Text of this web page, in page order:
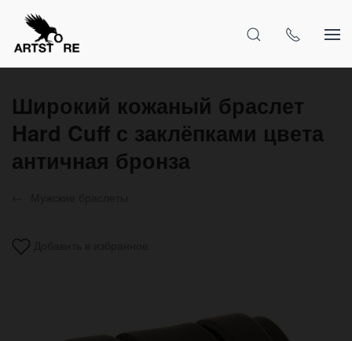
Широкий кожаный браслет
Hard Cuff с заклёпками цвета
античная бронза